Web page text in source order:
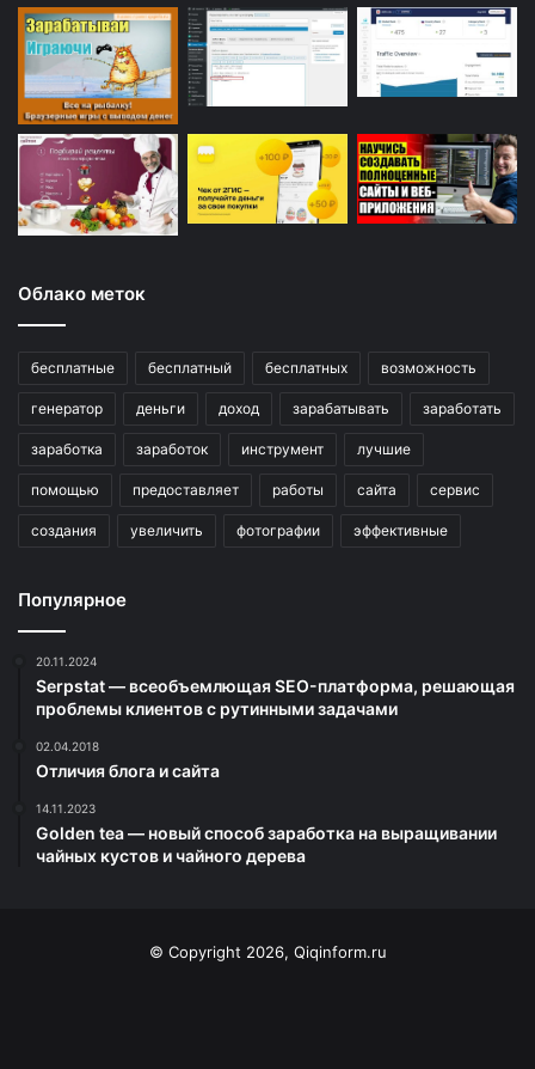
Облако меток
бесплатные бесплатный бесплатных возможность
генератор деньги доход зарабатывать заработать
заработка заработок инструмент лучшие
помощью предоставляет работы сайта сервис
создания увеличить фотографии эффективные
Популярное
20.11.2024
Serpstat — всеобъемлющая SEO-платформа, решающая
проблемы клиентов с рутинными задачами
02.04.2018
Отличия блога и сайта
14.11.2023
Golden tea — новый способ заработка на выращивании
чайных кустов и чайного дерева
© Copyright 2026, Qiqinform.ru